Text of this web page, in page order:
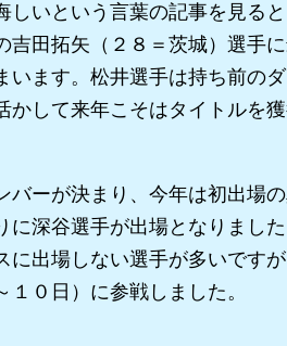
いという言葉の記事を見る
吉田拓矢（２８＝茨城）選手
います。松井選手は持ち前の
かして来年こそはタイトルを獲
ーが決まり、今年は初出場
に深谷選手が出場となりまし
に出場しない選手が多いです
０日）に参戦しました。